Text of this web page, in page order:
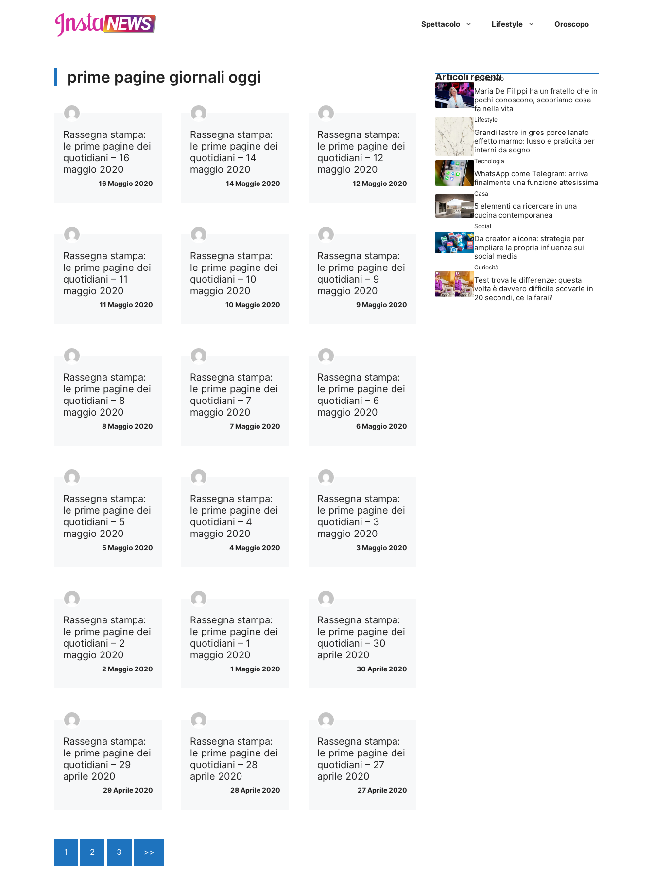
Spettacolo Lifestyle Oroscopo
prime pagine giornali oggi
Rassegna stampa:
le prime pagine dei
quotidiani – 16
maggio 2020
16 Maggio 2020
Rassegna stampa:
le prime pagine dei
quotidiani – 14
maggio 2020
14 Maggio 2020
Rassegna stampa:
le prime pagine dei
quotidiani – 12
maggio 2020
12 Maggio 2020
Rassegna stampa:
le prime pagine dei
quotidiani – 11
maggio 2020
11 Maggio 2020
Rassegna stampa:
le prime pagine dei
quotidiani – 10
maggio 2020
10 Maggio 2020
Rassegna stampa:
le prime pagine dei
quotidiani – 9
maggio 2020
9 Maggio 2020
Rassegna stampa:
le prime pagine dei
quotidiani – 8
maggio 2020
8 Maggio 2020
Rassegna stampa:
le prime pagine dei
quotidiani – 7
maggio 2020
7 Maggio 2020
Rassegna stampa:
le prime pagine dei
quotidiani – 6
maggio 2020
6 Maggio 2020
Rassegna stampa:
le prime pagine dei
quotidiani – 5
maggio 2020
5 Maggio 2020
Rassegna stampa:
le prime pagine dei
quotidiani – 4
maggio 2020
4 Maggio 2020
Rassegna stampa:
le prime pagine dei
quotidiani – 3
maggio 2020
3 Maggio 2020
Rassegna stampa:
le prime pagine dei
quotidiani – 2
maggio 2020
2 Maggio 2020
Rassegna stampa:
le prime pagine dei
quotidiani – 1
maggio 2020
1 Maggio 2020
Rassegna stampa:
le prime pagine dei
quotidiani – 30
aprile 2020
30 Aprile 2020
Rassegna stampa:
le prime pagine dei
quotidiani – 29
aprile 2020
29 Aprile 2020
Rassegna stampa:
le prime pagine dei
quotidiani – 28
aprile 2020
28 Aprile 2020
Rassegna stampa:
le prime pagine dei
quotidiani – 27
aprile 2020
27 Aprile 2020
1 2 3 >>
Articoli recenti
Spettacolo
Maria De Filippi ha un fratello che in
pochi conoscono, scopriamo cosa
fa nella vita
Lifestyle
Grandi lastre in gres porcellanato
effetto marmo: lusso e praticità per
interni da sogno
Tecnologia
WhatsApp come Telegram: arriva
finalmente una funzione attesissima
Casa
5 elementi da ricercare in una
cucina contemporanea
Social
Da creator a icona: strategie per
ampliare la propria influenza sui
social media
Curiosità
Test trova le differenze: questa
volta è davvero difficile scovarle in
20 secondi, ce la farai?